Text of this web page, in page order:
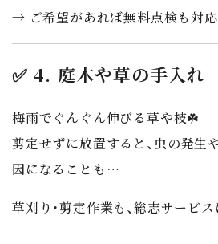
→ ご希望があれば無料点検も対
✅ 4. 庭木や草の手入れ
梅雨でぐんぐん伸びる草や枝☘️
剪定せずに放置すると、 虫の発生
因になることも…
草刈り・剪定作業も、総志サービ